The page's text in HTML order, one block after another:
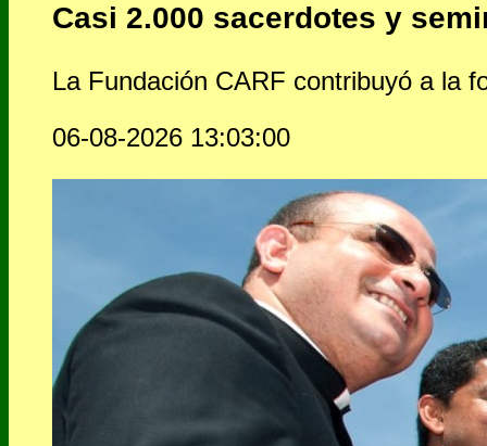
Casi 2.000 sacerdotes y
La Fundación CARF contribuyó a la
06-08-2026 13:03:00